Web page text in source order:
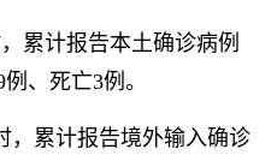
计报告本土确诊病例
、死亡3例。
累计报告境外输入确诊